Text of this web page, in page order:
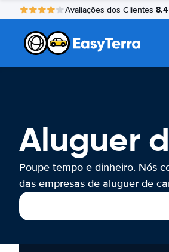
Avaliações dos Clientes 8.4
Aluguer
Poupe tempo e dinheiro. Nós
das empresas de aluguer de